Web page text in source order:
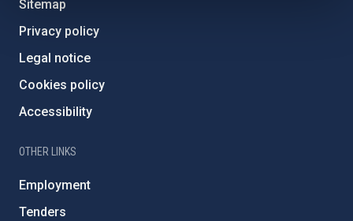
Sitemap
Privacy policy
Legal notice
Cookies policy
Accessibility
OTHER LINKS
Employment
Tenders